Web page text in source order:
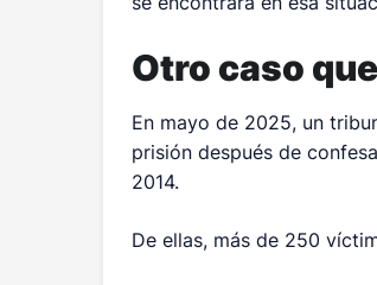
Otro caso
En mayo de 2025, un
prisión después de
2014.
De ellas, más de 250